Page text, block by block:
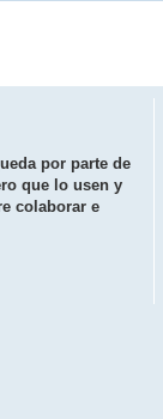
por parte de
que lo usen y
colaborar e